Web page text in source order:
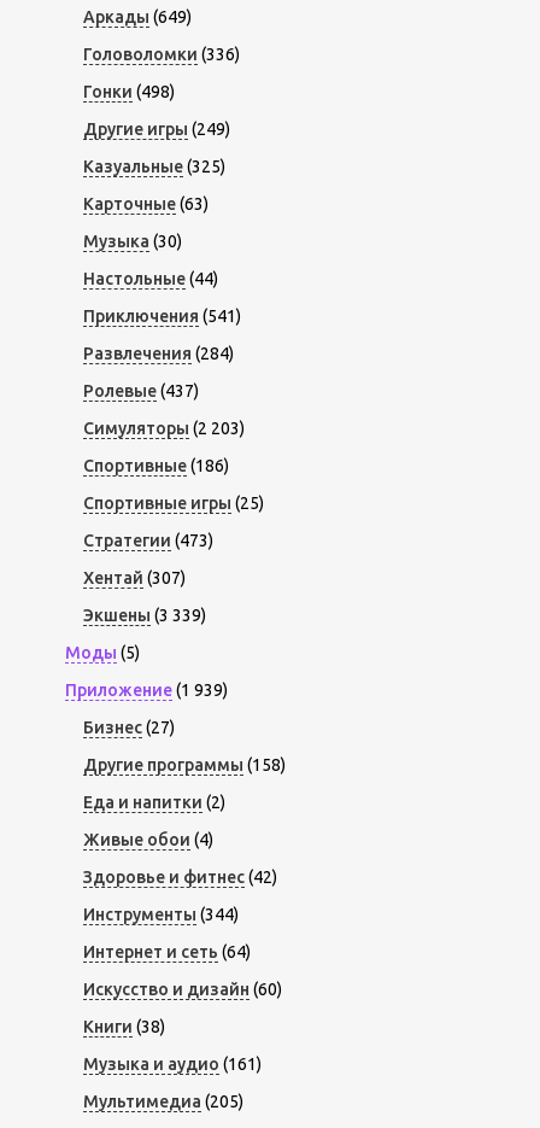
Аркады (649)
Головоломки (336)
Гонки (498)
Другие игры (249)
Казуальные(325)
Карточные(63)
Музыка (30)
Настольные(44)
Приключения (541)
Развлечения (284)
Ролевые(437)
Симуляторы (2 203)
Спортивные(186)
Спортивные игры (25)
Стратегии (473)
Хентай (307)
Экшены (3 339)
Моды (5)
Приложение(1 939)
Бизнес(27)
Другие программы (158)
Еда и напитки (2)
Живые обои (4)
Здоровье и фитнес(42)
Инструменты (344)
Интернет и сеть (64)
Искусство и дизайн (60)
Книги (38)
Музыка и аудио (161)
Мультимедиа (205)